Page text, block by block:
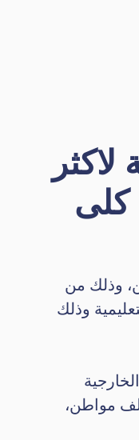
والعلاجية، لـ مليون و83 ألف مواطن، وذلك من
وذلك
خدماتها لنحو 552 ألف و222 مواطن، فيما تردد على قسم الاستقبال 190 ألف مواطن،